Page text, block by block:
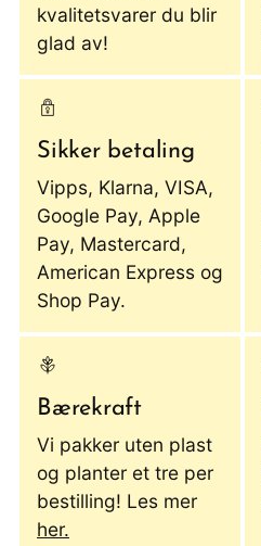
kvalitetsvarer du blir
glad av!
Sikker betaling
Vipps, Klarna, VISA,
Google Pay, Apple
Pay, Mastercard,
American Express og
Shop Pay.
Bærekraft
Vi pakker uten plast
og planter et tre per
bestilling! Les mer
her.